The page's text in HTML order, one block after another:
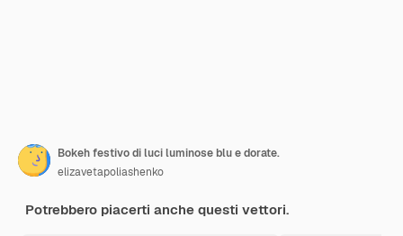
Bokeh festivo di luci luminose blu e dorate.
elizavetapoliashenko
Potrebbero piacerti anche questi vettori.